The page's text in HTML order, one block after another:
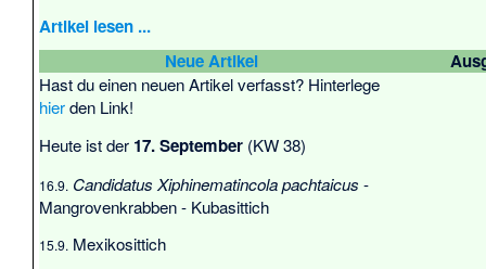
Artikel lesen ...
Neue Artikel
Hast du einen neuen Artikel verfasst? Hinterlege
hierden Link!
Heute ist der 17. September (KW 38)
16.9. Candidatus Xiphinematincola pachtaicus -
Mangrovenkrabben- Kubasittich
15.9. Mexikosittich